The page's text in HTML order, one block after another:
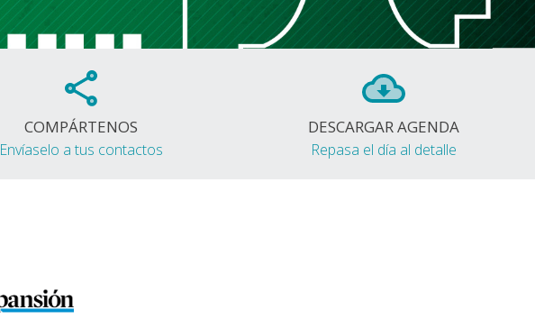
COMPÁRTENOS
Envíaselo a tus contactos
DESCARGAR AGENDA
Repasa el día al detalle